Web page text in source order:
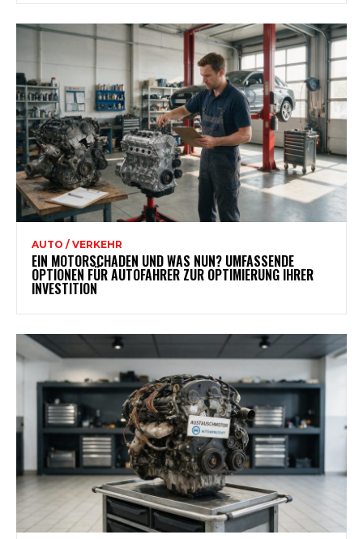
AUTO / VERKEHR
EIN MOTORSCHADEN UND WAS NUN? UMFASSENDE
OPTIONEN FÜR AUTOFAHRER ZUR OPTIMIERUNG IHRER
INVESTITION